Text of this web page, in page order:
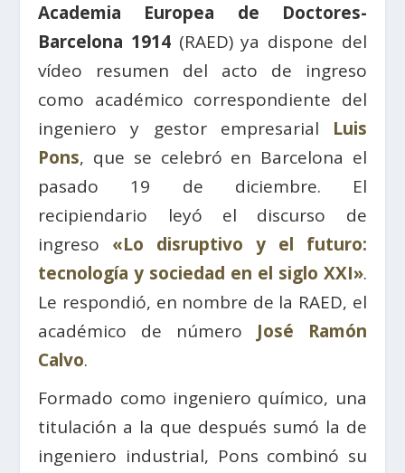
Academia Europea de Doctores-
Barcelona 1914 (RAED) ya dispone del
vídeo resumen del acto de ingreso
como académico correspondiente del
ingeniero y gestor empresarial Luis
Pons, que se celebró en Barcelona el
pasado 19 de diciembre. El
recipiendario leyó el discurso de
ingreso «Lo disruptivo y el futuro:
tecnología y sociedad en el siglo XXI».
Le respondió, en nombre de la RAED, el
académico de número José Ramón
Calvo.
Formado como ingeniero químico, una
titulación a la que después sumó la de
ingeniero industrial, Pons combinó su